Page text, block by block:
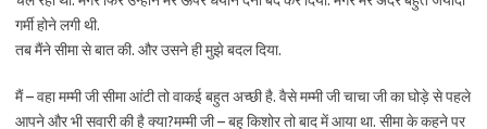
गर्मी होने लगी थी.
तब मैंने सीमा से बात की. और उसने ही मुझे बदल दिया.
मैं – वहा मम्मी जी सीमा आंटी तो वाकई बहुत अच्छी है. वैसे मम्मी जी चाचा जी का घोड़े से पहले
आपने और भी सवारी की है क्या?मम्मी जी – बहु किशोर तो बाद में आया था. सीमा के कहने पर